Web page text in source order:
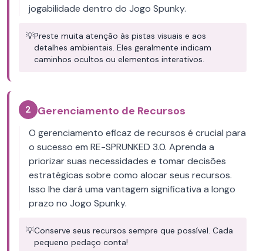
jogabilidade dentro do Jogo Spunky.
💡Preste muita atenção às pistas visuais e aos
detalhes ambientais. Eles geralmente indicam
caminhos ocultos ou elementos interativos.
2 Gerenciamento de Recursos
O gerenciamento eficaz de recursos é crucial para
o sucesso em RE-SPRUNKED 3.0. Aprenda a
priorizar suas necessidades e tomar decisões
estratégicas sobre como alocar seus recursos.
Isso lhe dará uma vantagem significativa a longo
prazo no Jogo Spunky.
💡Conserve seus recursos sempre que possível. Cada
pequeno pedaço conta!